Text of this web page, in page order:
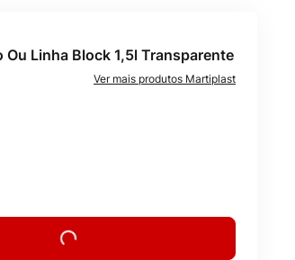
Linha Block 1,5l Transparente
Martiplast